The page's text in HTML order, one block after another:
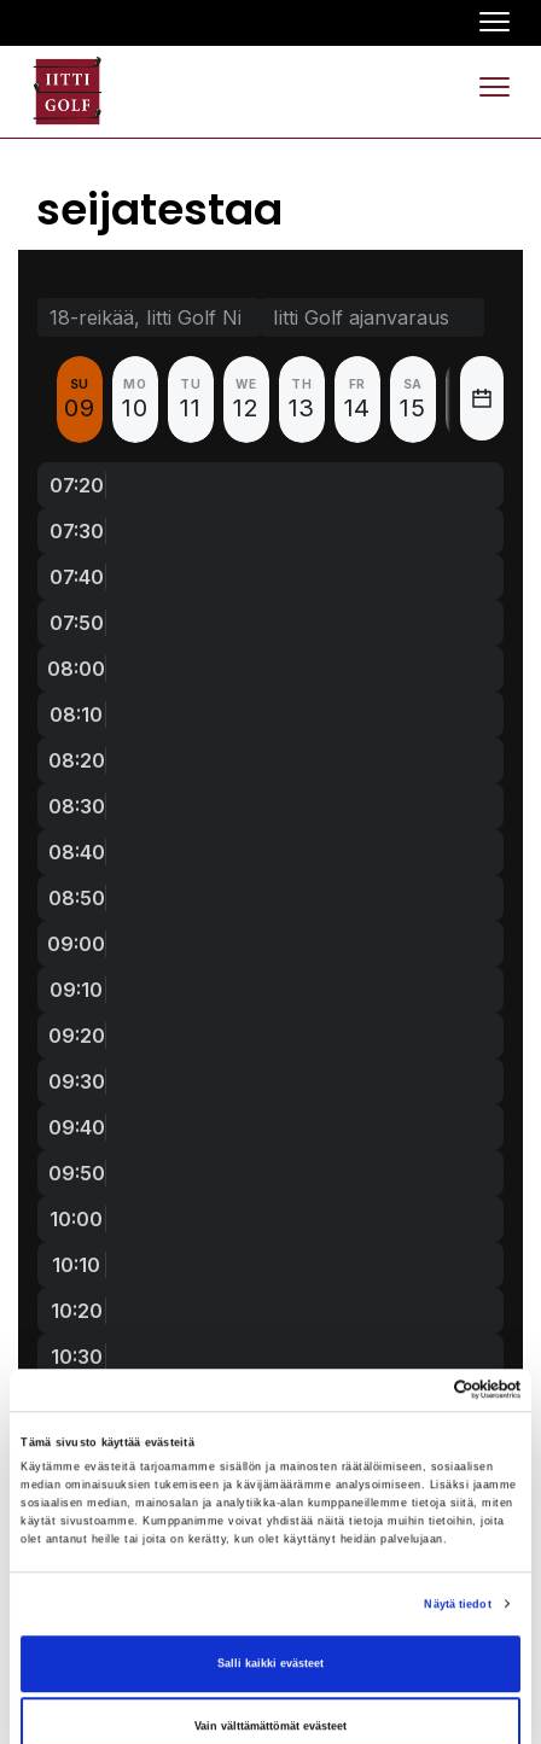
Tämä sivusto käyttää evästeitä
Käytämme evästeitä tarjoamamme sisällön ja mainosten räätälöimiseen, sosiaalisen
median ominaisuuksien tukemiseen ja kävijämäärämme analysoimiseen. Lisäksi jaamme
sosiaalisen median, mainosalan ja analytiikka-alan kumppaneillemme tietoja siitä, miten
käytät sivustoamme. Kumppanimme voivat yhdistää näitä tietoja muihin tietoihin, joita
olet antanut heille tai joita on kerätty, kun olet käyttänyt heidän palvelujaan.
Näytä tiedot
Salli kaikki evästeet
Vain välttämättömät evästeet
seijatestaa